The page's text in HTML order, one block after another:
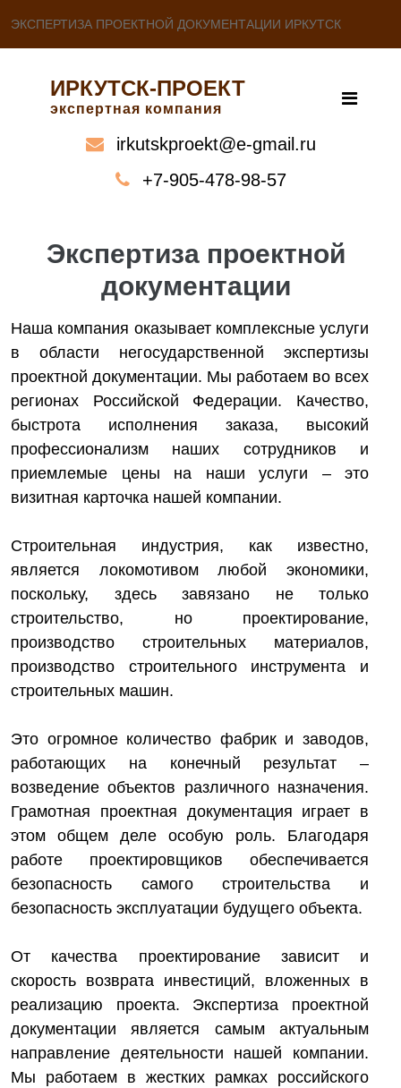
ЭКСПЕРТИЗА ПРОЕКТНОЙ ДОКУМЕНТАЦИИ ИРКУТСК
ИРКУТСК-ПРОЕКТ
экспертная компания
irkutskproekt@e-gmail.ru
+7-905-478-98-57
Экспертиза проектной
документации
Наша компания оказывает комплексные услуги
в области негосударственной экспертизы
проектной документации. Мы работаем во всех
регионах Российской Федерации. Качество,
быстрота исполнения заказа, высокий
профессионализм наших сотрудников и
приемлемые цены на наши услуги – это
визитная карточка нашей компании.
Строительная индустрия, как известно,
является локомотивом любой экономики,
поскольку, здесь завязано не только
строительство, но проектирование,
производство строительных материалов,
производство строительного инструмента и
строительных машин.
Это огромное количество фабрик и заводов,
работающих на конечный результат –
возведение объектов различного назначения.
Грамотная проектная документация играет в
этом общем деле особую роль. Благодаря
работе проектировщиков обеспечивается
безопасность самого строительства и
безопасность эксплуатации будущего объекта.
От качества проектирование зависит и
скорость возврата инвестиций, вложенных в
реализацию проекта. Экспертиза проектной
документации является самым актуальным
направление деятельности нашей компании.
Мы работаем в жестких рамках российского